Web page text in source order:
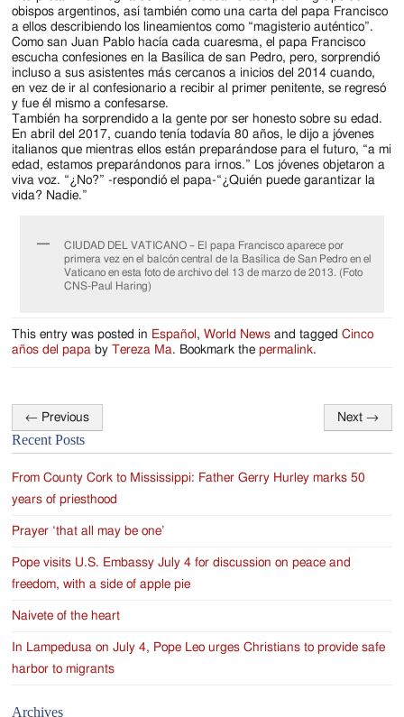
obispos argentinos, así también como una carta del papa Francisco
a ellos describiendo los lineamientos como “magisterio auténtico”.
Como san Juan Pablo hacía cada cuaresma, el papa Francisco
escucha confesiones en la Basílica de san Pedro, pero, sorprendió
incluso a sus asistentes más cercanos a inicios del 2014 cuando,
en vez de ir al confesionario a recibir al primer penitente, se regresó
y fue él mismo a confesarse.
También ha sorprendido a la gente por ser honesto sobre su edad.
En abril del 2017, cuando tenía todavía 80 años, le dijo a jóvenes
italianos que mientras ellos están preparándose para el futuro, “a mi
edad, estamos preparándonos para irnos.” Los jóvenes objetaron a
viva voz. “¿No?” -respondió el papa-“¿Quién puede garantizar la
vida? Nadie.”
CIUDAD DEL VATICANO – El papa Francisco aparece por
primera vez en el balcón central de la Basílica de San Pedro en el
Vaticano en esta foto de archivo del 13 de marzo de 2013. (Foto
CNS-Paul Haring)
This entry was posted in Español ,World News and taggedCinco
años del papa byTereza Ma. Bookmark thepermalink.
Post
navigation
← Previous Next →
Recent Posts
From County Cork to Mississippi: Father Gerry Hurley marks 50
years of priesthood
Prayer ‘that all may be one’
Pope visits U.S. Embassy July 4 for discussion on peace and
freedom, with a side of apple pie
Naivete of the heart
In Lampedusa on July 4, Pope Leo urges Christians to provide safe
harbor to migrants
Archives